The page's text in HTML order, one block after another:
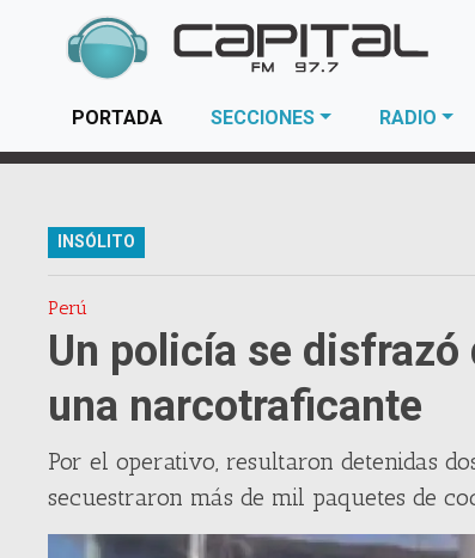
PORTADA(current)SECCIONES RADIO
INSÓLITO
Perú
Un policía se disfrazó
una narcotraficante
Por el operativo, resultaron detenidas
secuestraron más de mil paquetes de